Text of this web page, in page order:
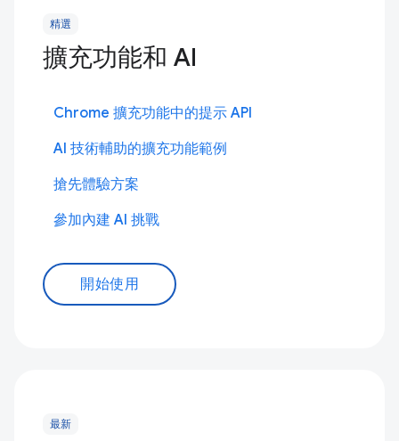
精選
擴充功能和 AI
Chrome 擴充功能中的提示 API
AI 技術輔助的擴充功能範例
搶先體驗方案
參加內建 AI 挑戰
開始使用
最新